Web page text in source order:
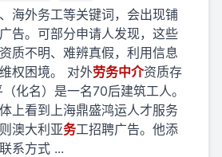
海外务工等关键词，会出现铺
告。可部分申请人发现，这些
质不明、难辨真假，利用信息
权困境。 对外劳务中介资质存
化名）是一名70后建筑工人。
上看到上海鼎盛鸿运人才服务
澳大利亚务工招聘广告。他添
系方式 ...